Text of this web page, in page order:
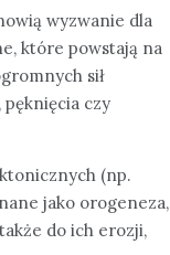
wyzwanie dla
które powstają na
sił
pęknięcia czy
(np.
jako orogeneza,
do ich erozji,